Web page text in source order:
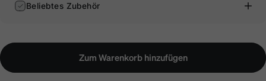
Beliebtes Zubehör
Zum Warenkorb hinzufügen